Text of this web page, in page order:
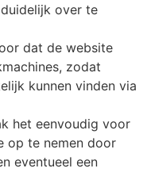
over te
dat de website
zodat
kunnen vinden via
het eenvoudig voor
op te nemen door
eventueel een